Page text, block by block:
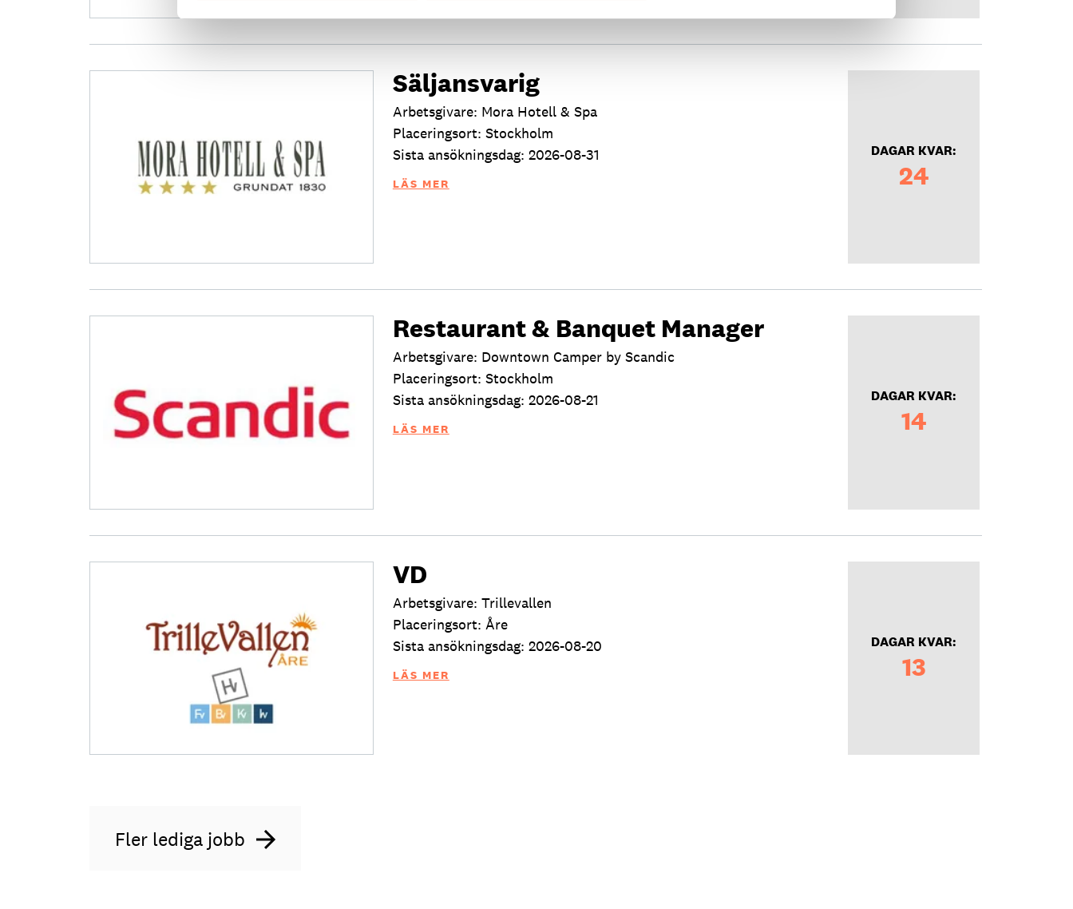
Säljansvarig
Arbetsgivare: Mora Hotell & Spa
Placeringsort: Stockholm
Sista ansökningsdag: 2026-08-31
LÄS MER
DAGAR KVAR:
24
Restaurant & Banquet Manager
Arbetsgivare: Downtown Camper by Scandic
Placeringsort: Stockholm
Sista ansökningsdag: 2026-08-21
LÄS MER
DAGAR KVAR:
14
VD
Arbetsgivare: Trillevallen
Placeringsort: Åre
Sista ansökningsdag: 2026-08-20
LÄS MER
DAGAR KVAR:
13
Fler lediga jobb